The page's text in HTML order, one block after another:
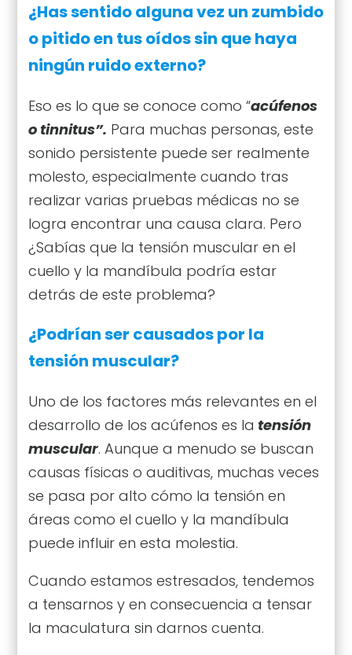
¿Has sentido alguna vez un zumbido
o pitido en tus oídos sin que haya
ningún ruido externo?
Eso es lo que se conoce como “acúfenos
o tinnitus”. Para muchas personas, este
sonido persistente puede ser realmente
molesto, especialmente cuando tras
realizar varias pruebas médicas no se
logra encontrar una causa clara. Pero
¿Sabías que la tensión muscular en el
cuello y la mandíbula podría estar
detrás de este problema?
¿Podrían ser causados por la
tensión muscular?
Uno de los factores más relevantes en el
desarrollo de los acúfenos es la tensión
muscular. Aunque a menudo se buscan
causas físicas o auditivas, muchas veces
se pasa por alto cómo la tensión en
áreas como el cuello y la mandíbula
puede influir en esta molestia.
Cuando estamos estresados, tendemos
a tensarnos y en consecuencia a tensar
la maculatura sin darnos cuenta.